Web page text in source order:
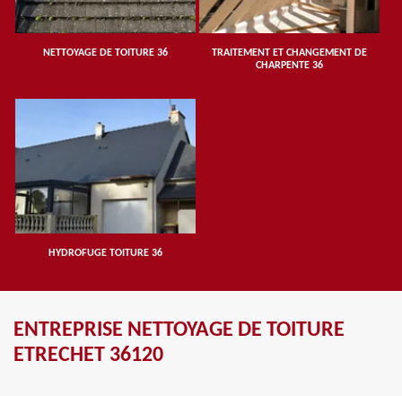
NETTOYAGE DE TOITURE 36
TRAITEMENT ET CHANGEMENT DE
CHARPENTE 36
HYDROFUGE TOITURE 36
ENTREPRISE NETTOYAGE DE TOITURE
ETRECHET 36120